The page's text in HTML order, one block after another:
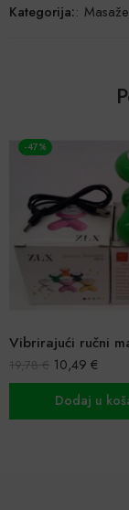
Kategorija::
-47%
Vibrirajući ručni
19,78€ 10,49 €
Dodaj u